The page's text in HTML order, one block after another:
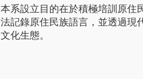
本系設立目的在於積極培訓原住
法記錄原住民族語言，並透過現
文化生態。